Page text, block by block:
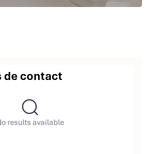
de contact
results available